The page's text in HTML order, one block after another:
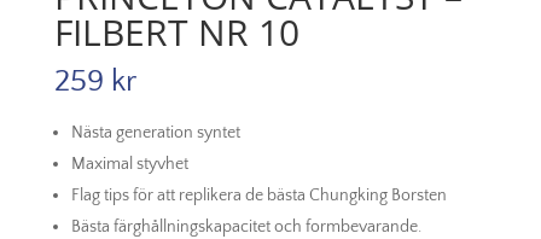
FILBERT NR 10
259 kr
Nästa generation syntet
Maximal styvhet
Flag tips för att replikera de bästa Chungking Borsten
Bästa färghållningskapacitet och formbevarande.